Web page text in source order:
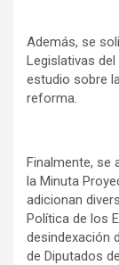
Además, se
Legislativas
estudio sobre
reforma.
Finalmente, se
la Minuta
adicionan
Política de los
desindexación
de Diputados